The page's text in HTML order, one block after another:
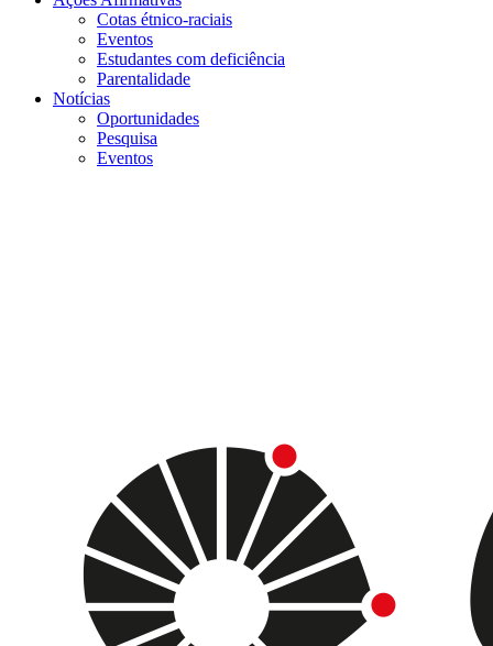
Cotas étnico-raciais
Eventos
Estudantes com deficiência
Parentalidade
Notícias
Oportunidades
Pesquisa
Eventos